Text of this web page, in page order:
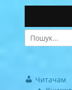
Search
for:
Читачам